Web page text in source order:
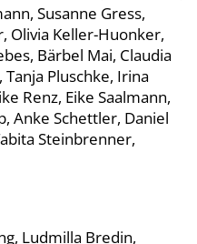
Susanne Gress,
Olivia Keller-Huonker,
Bärbel Mai, Claudia
Pluschke, Irina
Renz, Eike Saalmann,
Anke Schettler, Daniel
Steinbrenner,
Ludmilla Bredin,